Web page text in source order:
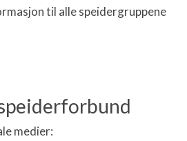
til alle speidergruppene
medier: